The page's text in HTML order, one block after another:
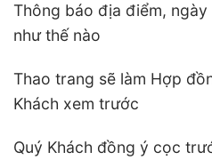
Thông báo địa điểm,
như thế nào
Thao trang sẽ làm Hợp
Khách xem trước
Quý Khách đồng ý cọc